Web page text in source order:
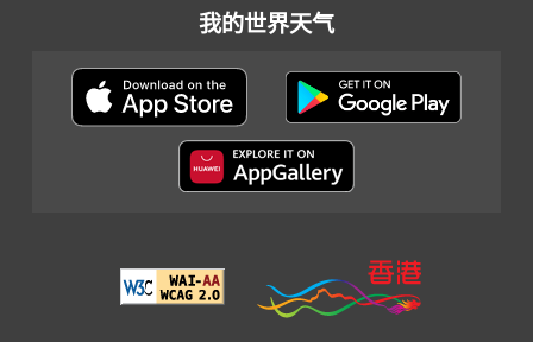
我的世界天气